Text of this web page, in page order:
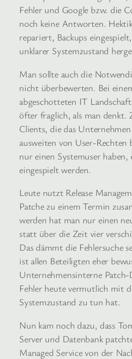
Fehler und Google bzw. die
noch keine Antworten.
repariert, Backups
unklarer Systemzustand
Man sollte auch die
nicht überbewerten. Bei
abgeschotteten IT
öfter fraglich, als man denkt.
Clients, die das
ausweiten von User-Rechten
nur einen Systemuser haben,
eingespielt werden.
Leute nutzt Release
Patche zu einem Termin
werden hat man nur einen
statt über die Zeit vier
Das dämmt die Fehlersuche
ist allen Beteiligten eher
Unternehmensinterne
Fehler heute vermutlich mit
Systemzustand zu tun hat.
Nun kam noch dazu, dass
Server und Datenbank
Managed Service von der